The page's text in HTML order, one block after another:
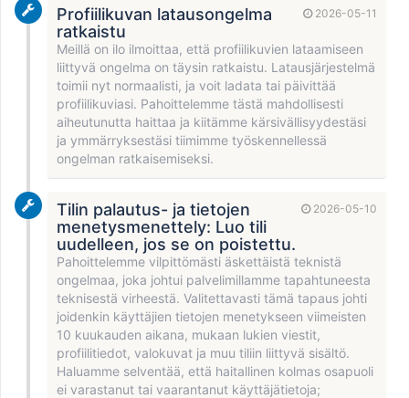
2026-05-11
Profiilikuvan latausongelma
ratkaistu
Meillä on ilo ilmoittaa, että profiilikuvien lataamiseen
liittyvä ongelma on täysin ratkaistu. Latausjärjestelmä
toimii nyt normaalisti, ja voit ladata tai päivittää
profiilikuviasi. Pahoittelemme tästä mahdollisesti
aiheutunutta haittaa ja kiitämme kärsivällisyydestäsi
ja ymmärryksestäsi tiimimme työskennellessä
ongelman ratkaisemiseksi.
2026-05-10
Tilin palautus- ja tietojen
menetysmenettely: Luo tili
uudelleen, jos se on poistettu.
Pahoittelemme vilpittömästi äskettäistä teknistä
ongelmaa, joka johtui palvelimillamme tapahtuneesta
teknisestä virheestä. Valitettavasti tämä tapaus johti
joidenkin käyttäjien tietojen menetykseen viimeisten
10 kuukauden aikana, mukaan lukien viestit,
profiilitiedot, valokuvat ja muu tiliin liittyvä sisältö.
Haluamme selventää, että haitallinen kolmas osapuoli
ei varastanut tai vaarantanut käyttäjätietoja;